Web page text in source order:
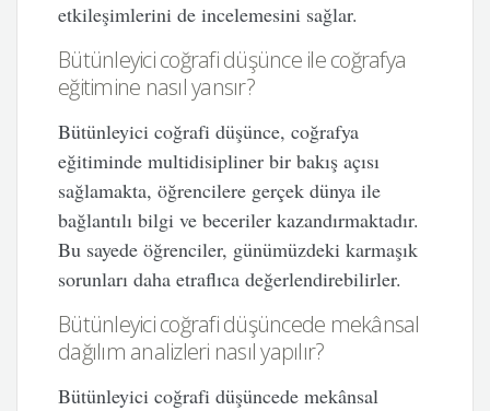
etkileşimlerini de incelemesini sağlar.
Bütünleyici coğrafi düşünce ile coğrafya
eğitimine nasıl yansır?
Bütünleyici coğrafi düşünce, coğrafya
eğitiminde multidisipliner bir bakış açısı
sağlamakta, öğrencilere gerçek dünya ile
bağlantılı bilgi ve beceriler kazandırmaktadır.
Bu sayede öğrenciler, günümüzdeki karmaşık
sorunları daha etraflıca değerlendirebilirler.
Bütünleyici coğrafi düşüncede mekânsal
dağılım analizleri nasıl yapılır?
Bütünleyici coğrafi düşüncede mekânsal